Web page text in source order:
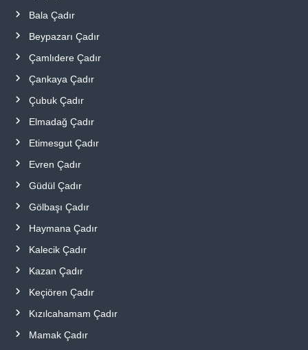
Bala Çadır
Beypazarı Çadır
Çamlıdere Çadır
Çankaya Çadır
Çubuk Çadır
Elmadağ Çadır
Etimesgut Çadır
Evren Çadır
Güdül Çadır
Gölbaşı Çadır
Haymana Çadır
Kalecik Çadır
Kazan Çadır
Keçiören Çadır
Kızılcahamam Çadır
Mamak Çadır